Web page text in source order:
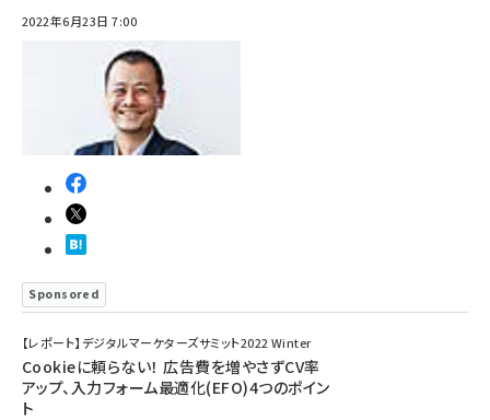
2022年6月23日 7:00
Sponsored
【レポート】デジタルマーケターズサミット2022 Winter
Cookieに頼らない！ 広告費を増やさずCV率
アップ、入力フォーム最適化(EFO)4つのポイン
ト